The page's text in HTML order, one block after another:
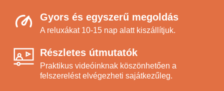
Gyors és egyszerű megoldás
A reluxákat 10-15 nap alatt kiszállítjuk.
Részletes útmutatók
Praktikus videóinknak köszönhetően a
felszerelést elvégezheti sajátkezűleg.